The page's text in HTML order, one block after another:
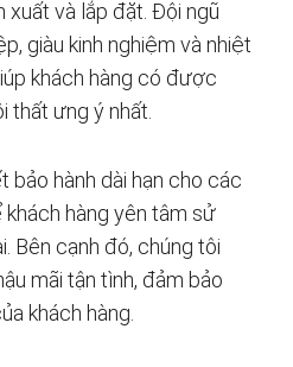
xuất và lắp đặt. Đội ngũ
giàu kinh nghiệm và nhiệt
khách hàng có được
thất ưng ý nhất.
bảo hành dài hạn cho các
hàng yên tâm sử
Bên cạnh đó, chúng tôi
mãi tận tình, đảm bảo
khách hàng.